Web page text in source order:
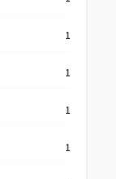
1
1
1
1